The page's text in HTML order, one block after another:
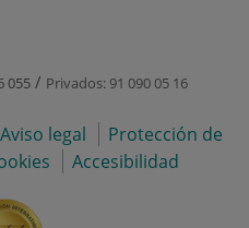
055 / Privados: 91 090 05 16
Aviso legal
Protección de
Accesibilidad